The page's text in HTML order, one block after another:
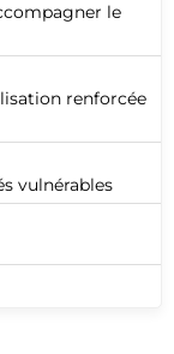
le
renforcée
vulnérables